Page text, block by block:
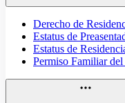
Derecho de
Estatus de
Estatus de
Permiso Familiar